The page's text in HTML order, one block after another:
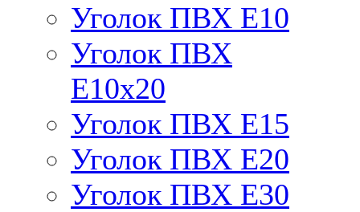
Уголок ПВХ Е10
Уголок ПВХ
Е10x20
Уголок ПВХ Е15
Уголок ПВХ Е20
Уголок ПВХ Е30